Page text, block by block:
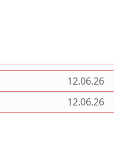
12.06.26
12.06.26